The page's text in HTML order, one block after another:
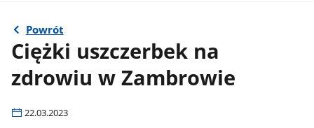
Powrót
Ciężki uszczerbek na
zdrowiu w Zambrowie
22.03.2023